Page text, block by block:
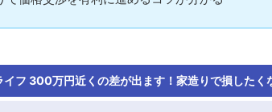
イフ 300万円近くの差が出ます！家造りで損したく